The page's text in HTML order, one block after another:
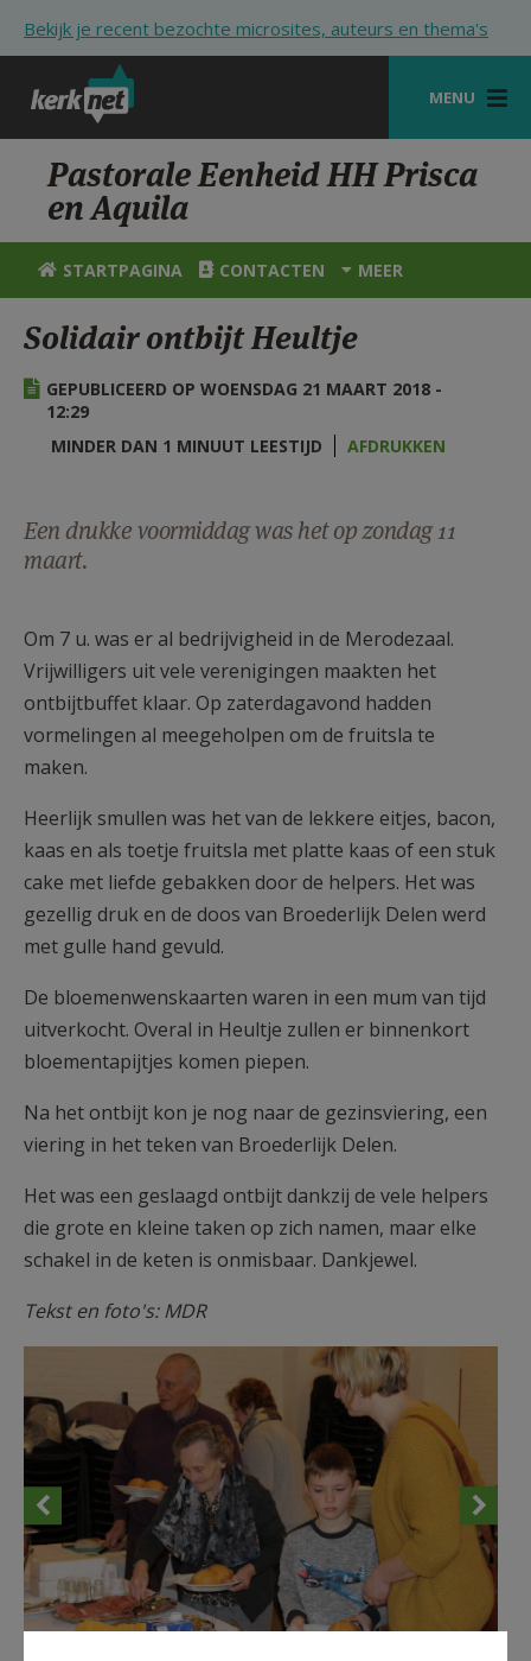
Bekijk je recent bezochte microsites, auteurs en thema's
MENU
STARTPAGINA
KERK
VIERINGEN
HULP
STARTPAGINA PORTAAL
AANMELDEN OF REGISTREREN
Pastorale Eenheid HH Prisca
en Aquila
STARTPAGINA CONTACTEN MEER
Solidair ontbijt Heultje
GEPUBLICEERD OP WOENSDAG 21 MAART 2018 -
12:29
MINDER DAN 1 MINUUT LEESTIJD
AFDRUKKEN
Een drukke voormiddag was het op zondag 11
maart.
Om 7 u. was er al bedrijvigheid in de Merodezaal.
Vrijwilligers uit vele verenigingen maakten het
ontbijtbuffet klaar. Op zaterdagavond hadden
vormelingen al meegeholpen om de fruitsla te
maken.
Heerlijk smullen was het van de lekkere eitjes, bacon,
kaas en als toetje fruitsla met platte kaas of een stuk
cake met liefde gebakken door de helpers. Het was
gezellig druk en de doos van Broederlijk Delen werd
met gulle hand gevuld.
De bloemenwenskaarten waren in een mum van tijd
uitverkocht. Overal in Heultje zullen er binnenkort
bloementapijtjes komen piepen.
Na het ontbijt kon je nog naar de gezinsviering, een
viering in het teken van Broederlijk Delen.
Het was een geslaagd ontbijt dankzij de vele helpers
die grote en kleine taken op zich namen, maar elke
schakel in de keten is onmisbaar. Dankjewel.
Tekst en foto's: MDR